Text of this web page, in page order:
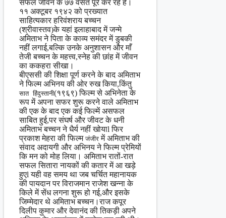
सफल जीवन के ७७ वसंत पूरे कर रहे हैं।
११ अक्टूबर १९४२ को प्रख्यात
साहित्यकार हरिवंशराय बच्चन
(श्रीवास्तव)के यहां इलाहाबाद में जन्मे
अमिताभ ने पिता के काव्य समंदर में डुबकी
नहीं लगाई,बल्कि उनके अनुशासन और माँ
तेजी बच्चन के महत्त्व,स्नेह की छांह में जीवन
का ककहरा सीखा।
बीएससी की शिक्षा पूर्ण करने के बाद अमिताभ
ने फिल्म अभिनय की ओर रुख किया,किंतु
सात हिंदुस्तानी(१९६९) फिल्म से अभिनेता के
रूप में अपना सफर शुरू करने वाले अमिताभ
की एक के बाद एक कई फिल्में असफल
साबित हुई,पर संघर्ष और जीवट के धनी
अमिताभ बच्चन ने धैर्य नहीं खोयाl फिर
प्रकाश मेहरा की फिल्मजंजीर में अमिताभ की
संवाद अदायगी और अभिनय ने फिल्म प्रेमियों
कि मन को मोह लिया। अमिताभ रातों-रात
सफल सितारा नायकों की कतार में आ खड़े
हुएl यही वह समय था जब चर्चित महानायक
की पायदान पर विराजमान राजेश खन्ना के
किले में सेंध लगना शुरू हो गई,और इसके
जिम्मेदार थे अमिताभ बच्चन।राज कपूर
दिलीप कुमार और देवानंद की तिकड़ी अपने